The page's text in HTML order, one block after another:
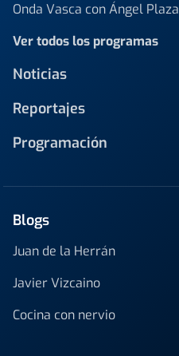
Onda Vasca con Ángel Plaza
Ver todos los programas
Noticias
Reportajes
Programación
Blogs
Juan de la Herrán
Javier Vizcaino
Cocina con nervio